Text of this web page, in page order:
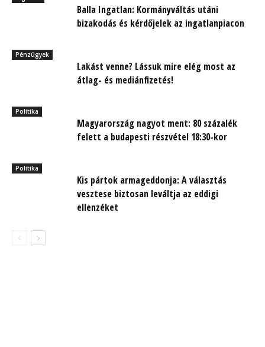
Balla Ingatlan: Kormányváltás utáni
bizakodás és kérdőjelek az ingatlanpiacon
Pénzügyek
Lakást venne? Lássuk mire elég most az
átlag- és mediánfizetés!
Politika
Magyarország nagyot ment: 80 százalék
felett a budapesti részvétel 18:30-kor
Politika
Kis pártok armageddonja: A választás
vesztese biztosan leváltja az eddigi
ellenzéket